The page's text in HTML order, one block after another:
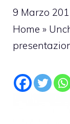
9 Marzo
Home »